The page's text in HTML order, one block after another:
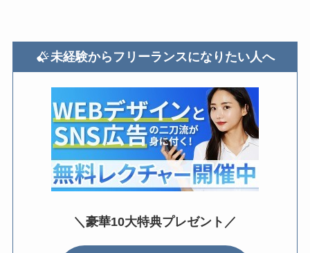
未経験からフリーランスになりたい人へ
＼豪華10大特典プレゼント／